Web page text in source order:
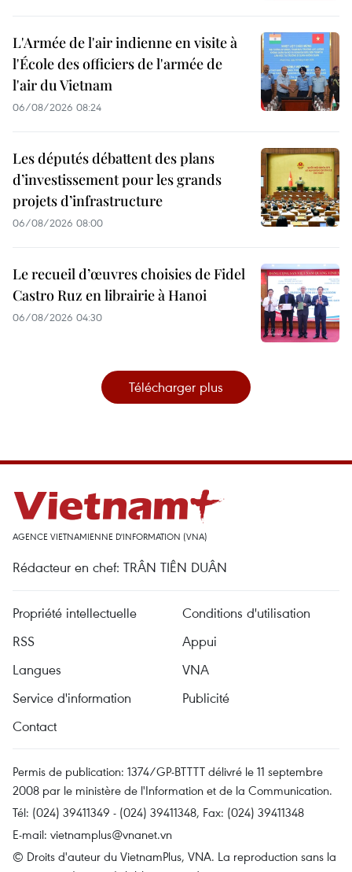
L'Armée de l'air indienne en visite à
l'École des officiers de l'armée de
l'air du Vietnam
06/08/2026 08:24
Les députés débattent des plans
d’investissement pour les grands
projets d’infrastructure
06/08/2026 08:00
Le recueil d’œuvres choisies de Fidel
Castro Ruz en librairie à Hanoi
06/08/2026 04:30
Télécharger plus
AGENCE VIETNAMIENNE D'INFORMATION (VNA)
Rédacteur en chef: TRÂN TIÊN DUÂN
Propriété intellectuelle
Conditions d'utilisation
RSS
Appui
Langues
VNA
Service d'information
Publicité
Contact
Permis de publication: 1374/GP-BTTTT délivré le 11 septembre
2008 par le ministère de l'Information et de la Communication.
Tél: (024) 39411349 - (024) 39411348, Fax: (024) 39411348
E-mail: vietnamplus@vnanet.vn
© Droits d'auteur du VietnamPlus, VNA. La reproduction sans la